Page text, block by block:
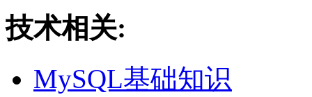
技术相关:
MySQL基础知识